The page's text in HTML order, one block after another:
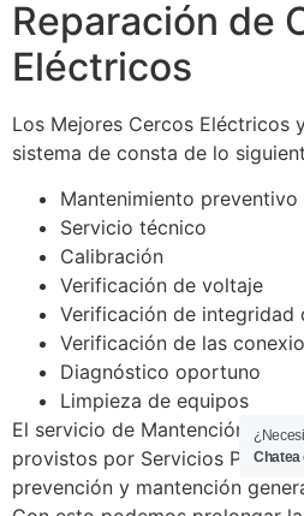
Reparación de
Eléctricos
Los Mejores Cercos Eléctricos
sistema de consta de lo
Mantenimiento preventivo
Servicio técnico
Calibración
Verificación de voltaje
Verificación de integridad
Verificación de las
Diagnóstico oportuno
Limpieza de equipos
El servicio de Mantención de
provistos por Servicios Pezoa
prevención y mantención
Chatea